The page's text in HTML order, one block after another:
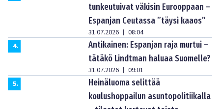
tunkeutuivat väkisin Eurooppaan –
Espanjan Ceutassa ”täysi kaaos”
31.07.2026 | 08:04
4.
Antikainen: Espanjan raja murtui –
tätäkö Lindtman haluaa Suomelle?
31.07.2026 | 09:01
5.
Heinäluoma selittää
koulushoppailun asuntopolitiikalla